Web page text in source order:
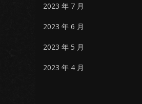
2023 年 7 月
2023 年 6 月
2023 年 5 月
2023 年 4 月